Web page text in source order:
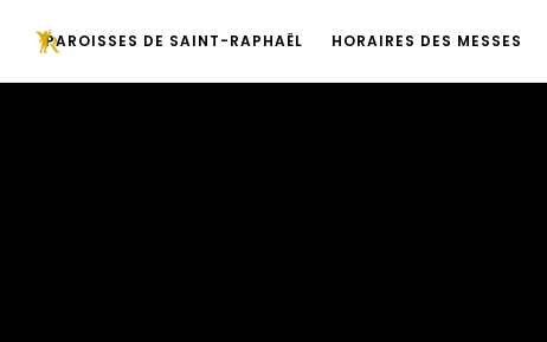
PAROISSES DE SAINT-RAPHAËL HORAIRES DES MESSES